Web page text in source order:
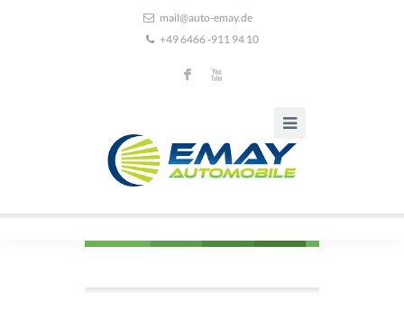
mail@auto-emay.de
+49 6466 -911 94 10
F X